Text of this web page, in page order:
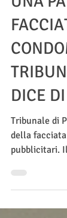
È
UNA
DICE
Tribunale di
della